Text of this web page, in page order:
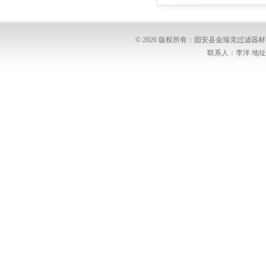
© 2026 版权所有：固安县金瑞克过滤器
联系人：李洋 地